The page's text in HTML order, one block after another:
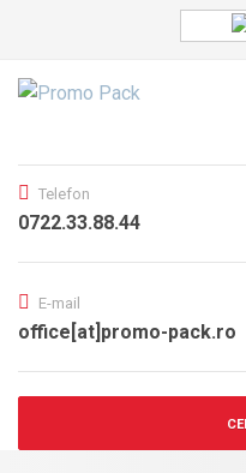
Telefon
0722.33.88.44
E-mail
office[at]promo-pack.ro